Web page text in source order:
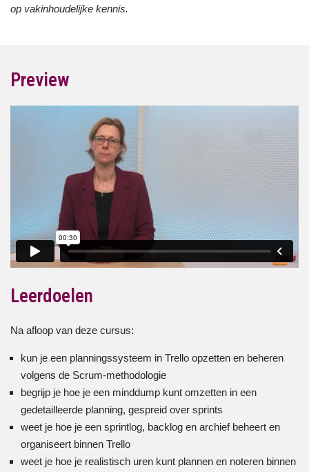
op vakinhoudelijke kennis.
Preview
Leerdoelen
Na afloop van deze cursus:
kun je een planningssysteem in Trello opzetten en beheren
volgens de Scrum-methodologie
begrijp je hoe je een minddump kunt omzetten in een
gedetailleerde planning, gespreid over sprints
weet je hoe je een sprintlog, backlog en archief beheert en
organiseert binnen Trello
weet je hoe je realistisch uren kunt plannen en noteren binnen